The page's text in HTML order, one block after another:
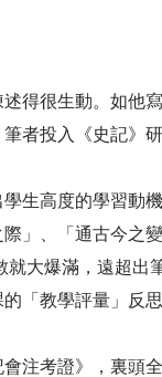
得很生動。如他
者投入《史記》
生高度的學習動
」、「通古今之變
大爆滿，遠超出
「教學評量」反
注考證》，裏頭